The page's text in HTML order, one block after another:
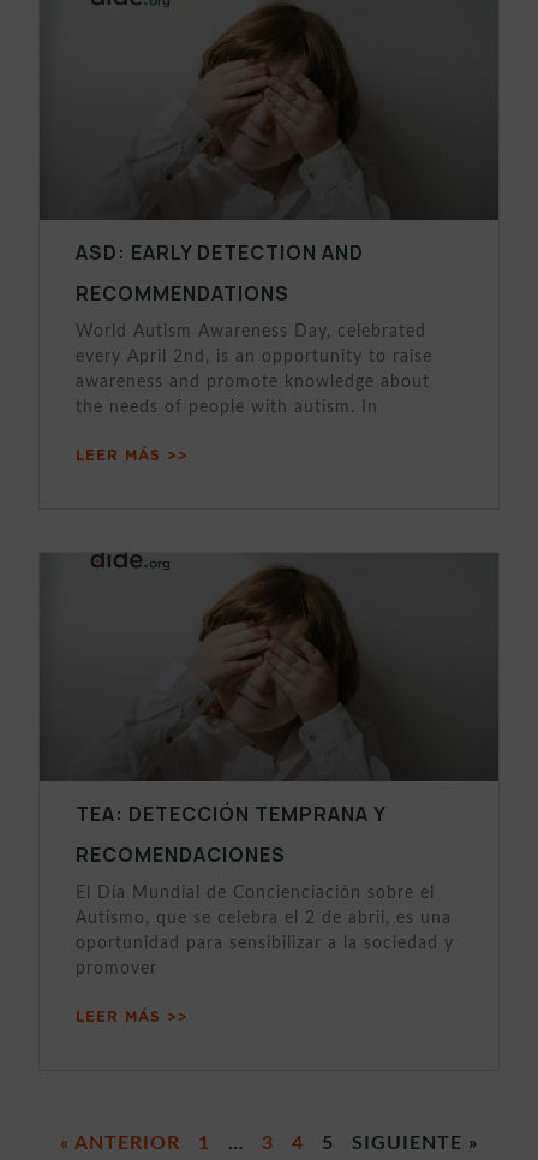
ASD: EARLY DETECTION AND
RECOMMENDATIONS
World Autism Awareness Day, celebrated
every April 2nd, is an opportunity to raise
awareness and promote knowledge about
the needs of people with autism. In
LEER MÁS >>
TEA: DETECCIÓN TEMPRANA Y
RECOMENDACIONES
El Día Mundial de Concienciación sobre el
Autismo, que se celebra el 2 de abril, es una
oportunidad para sensibilizar a la sociedad y
promover
LEER MÁS >>
« ANTERIOR 1 … 3 4 5 SIGUIENTE »